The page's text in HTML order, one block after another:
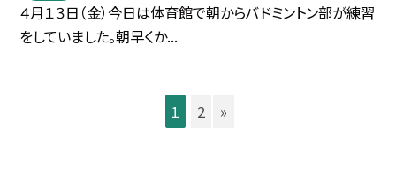
４月１３日（金）今日は体育館で朝からバドミントン部が練習
をしていました。朝早くか...
1 2 »